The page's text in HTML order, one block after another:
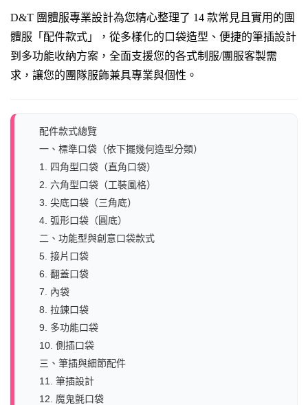
D&T 團體服專業設計為您精心整理了 14 款常見且實用的團
體服「配件款式」，從多樣化的口袋造型、便捷的筆插設計
到多功能收納方案，全面支援您的各式制服/團服客製需
求，讓您的團隊服飾兼具專業與個性。
配件款式總覽
一、標準口袋（依下擺幾何造型分類）
1. 四角型口袋（直角口袋）
2. 六角型口袋（工裝風格）
3. 尖底口袋（三角底）
4. 弧形口袋（圓底）
二、功能型與創意口袋款式
5. 接片口袋
6. 翻蓋口袋
7. 內袋
8. 拉鍊口袋
9. 多功能口袋
10. 側插口袋
三、筆插與細節配件
11. 筆插設計
12. 魔鬼氈口袋